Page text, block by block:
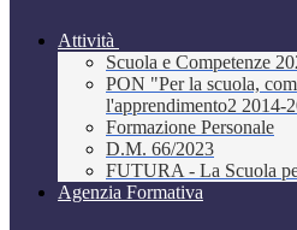
Attività
Scuola e Competenze
PON "Per la scuola,
l'apprendimento2 2014-
Formazione Personale
D.M. 66/2023
FUTURA - La Scuola
Agenzia Formativa